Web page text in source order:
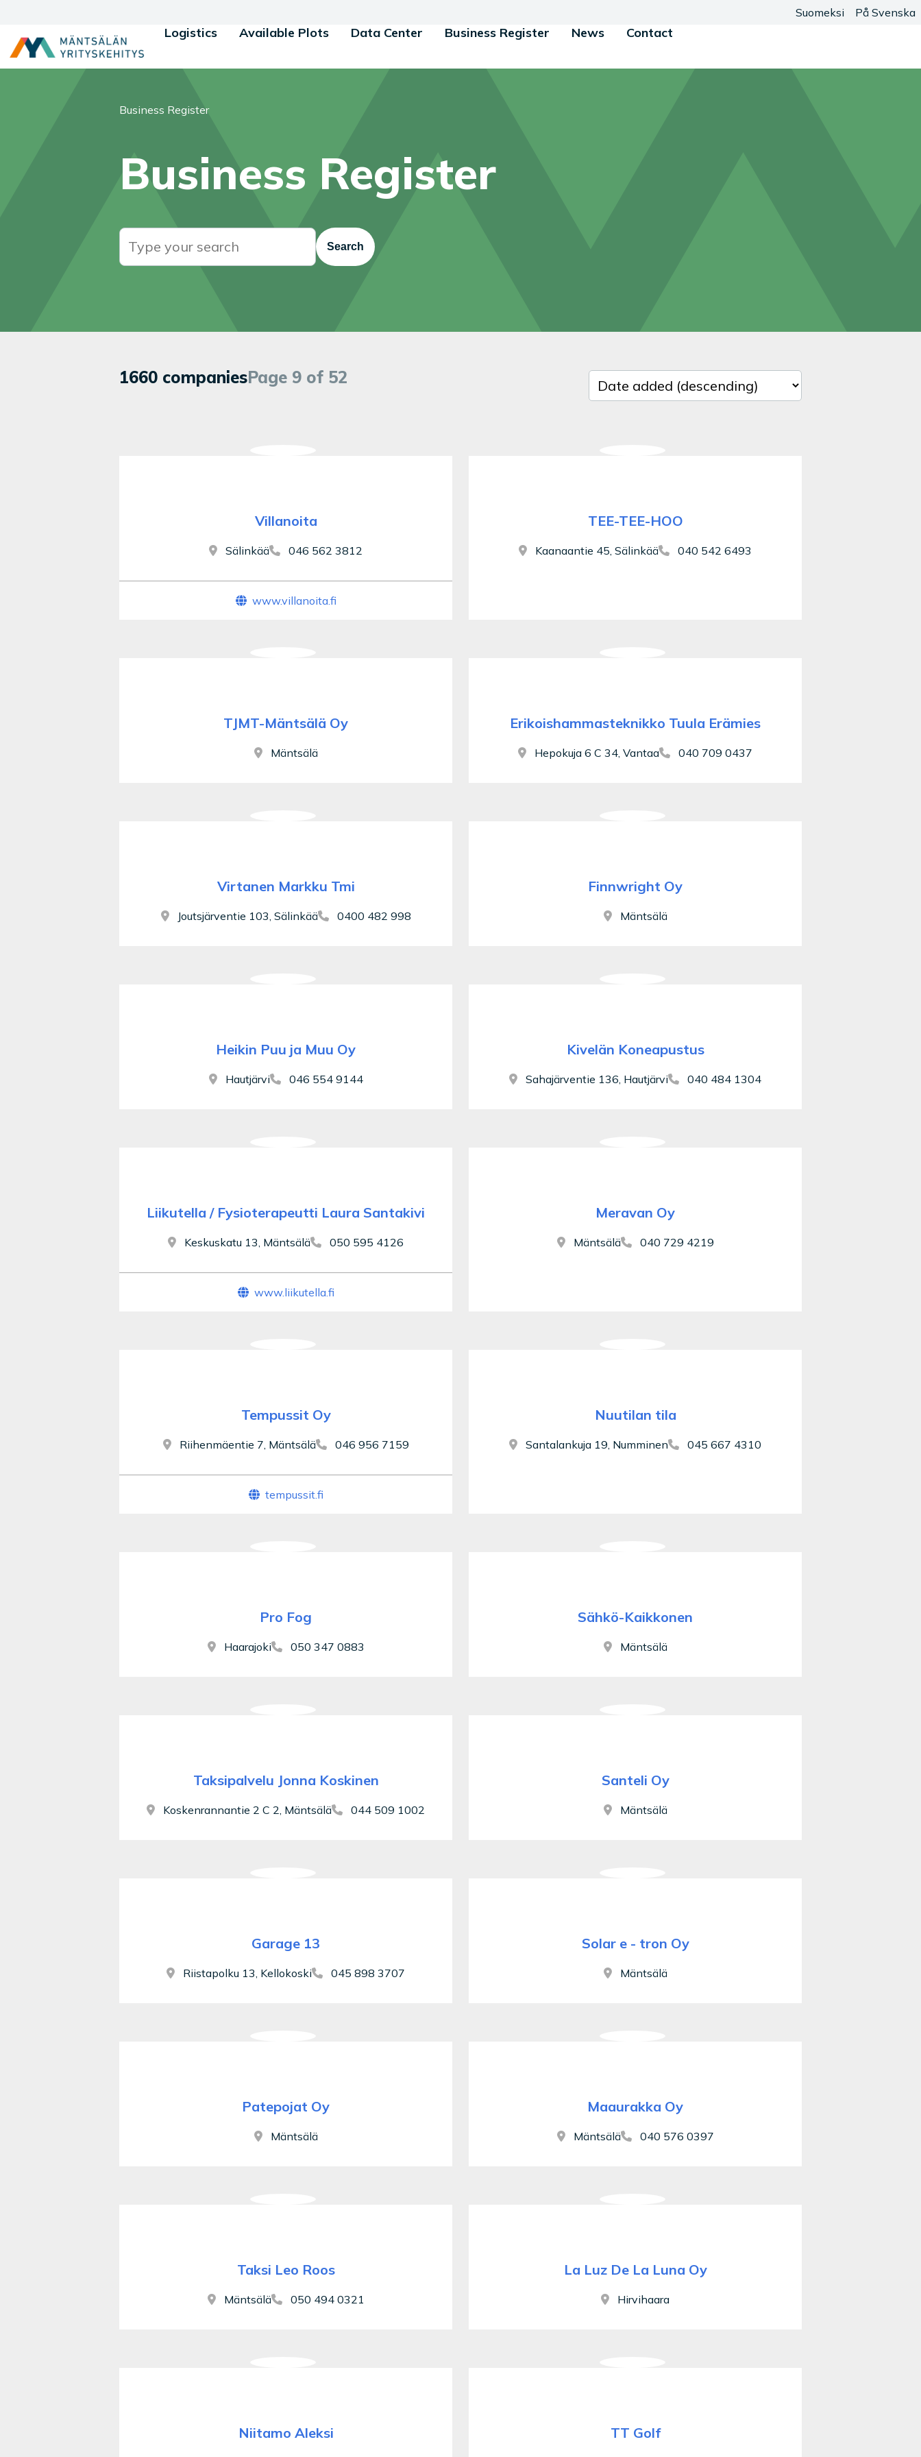
Logistics Available Plots Data Center Business Register News Contact
Suomeksi På Svenska
You are here:
Business Register
Business Register
Search for:
Search
1660 companiesPage 9 of 52 Sort results
Villanoita
Sälinkää 046 562 3812
www.villanoita.fi
TEE-TEE-HOO
Kaanaantie 45, Sälinkää 040 542 6493
TJMT-Mäntsälä Oy
Mäntsälä
Erikoishammasteknikko Tuula Erämies
Hepokuja 6 C 34, Vantaa 040 709 0437
Virtanen Markku Tmi
Joutsjärventie 103, Sälinkää 0400 482 998
Finnwright Oy
Mäntsälä
Heikin Puu ja Muu Oy
Hautjärvi 046 554 9144
Kivelän Koneapustus
Sahajärventie 136, Hautjärvi 040 484 1304
Liikutella / Fysioterapeutti Laura Santakivi
Keskuskatu 13, Mäntsälä 050 595 4126
www.liikutella.fi
Meravan Oy
Mäntsälä 040 729 4219
Tempussit Oy
Riihenmäentie 7, Mäntsälä 046 956 7159
tempussit.fi
Nuutilan tila
Santalankuja 19, Numminen 045 667 4310
Pro Fog
Haarajoki 050 347 0883
Sähkö-Kaikkonen
Mäntsälä
Taksipalvelu Jonna Koskinen
Koskenrannantie 2 C 2, Mäntsälä 044 509 1002
Santeli Oy
Mäntsälä
Garage 13
Riistapolku 13, Kellokoski 045 898 3707
Solar e - tron Oy
Mäntsälä
Patepojat Oy
Mäntsälä
Maaurakka Oy
Mäntsälä 040 576 0397
Taksi Leo Roos
Mäntsälä 050 494 0321
La Luz De La Luna Oy
Hirvihaara
Niitamo Aleksi TT Golf